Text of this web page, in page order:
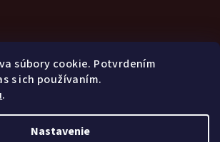
súbory cookie. Potvrdením
s ich používaním.
.
Nastavenie